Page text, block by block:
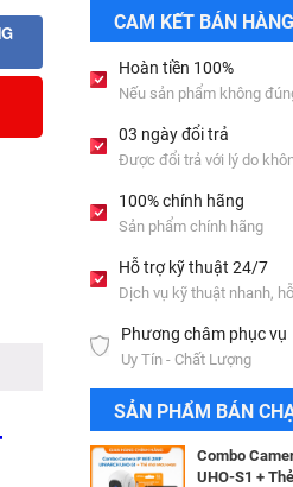
CAM KẾT BÁN HÀNG
Hoàn tiền 100%
Nếu sản phẩm không
03 ngày đổi trả
Được đổi trả với lý do
100% chính hãng
Sản phẩm chính hãng
Hỗ trợ kỹ thuật 24/7
Dịch vụ kỹ thuật nhanh,
Phương châm phục vụ
Uy Tín - Chất Lượng
SẢN PHẨM BÁN
Bộ lưu điện
C6KS_LCD
2WT Kèm Thẻ
Xem Từ Xa |
Camera IP
Từ Xa | Dễ Lắp
624,000đ
Combo
UHO-S2 2MP
64GB | Phù
583,000 đ
Combo
UHO-S1 +
Camera IP
HIKVISION
3,256,000
Camera IP
3,344,000đ
Camera IP
2CD2343G2-
2,326,000